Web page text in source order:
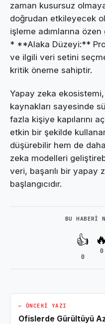
zaman kusursuz
doğrudan etkileyecek
işleme adımlarına
* **Alaka Düzeyi:**
ve ilgili veri setini
kritik öneme sahiptir.
Yapay zeka
kaynakları sayesinde
fazla kişiye kapılarını
etkin bir şekilde
düşürebilir hem de
zeka modelleri
veri, başarılı bir yapay
başlangıcıdır.
BU HABERI
👍
0
🔥
0
← ÖNCEKI YAZI
Ofislerde Gürültüyü